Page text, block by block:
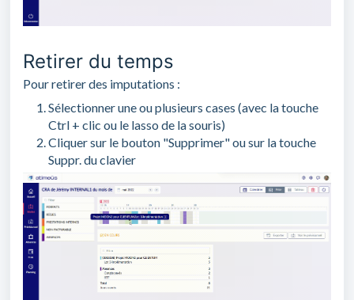
Retirer du temps
Pour retirer des imputations :
Sélectionner une ou plusieurs cases (avec la touche
Ctrl + clic ou le lasso de la souris)
Cliquer sur le bouton "Supprimer" ou sur la touche
Suppr. du clavier